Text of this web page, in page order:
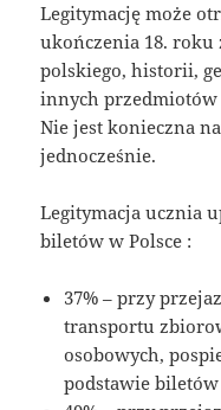
Legitymację może
ukończenia 18. roku
polskiego, historii,
innych
Nie jest konieczna
jednocześnie.
Legitymacja ucznia
biletów w Polsce :
37% – przy
transportu
osobowych,
podstawie